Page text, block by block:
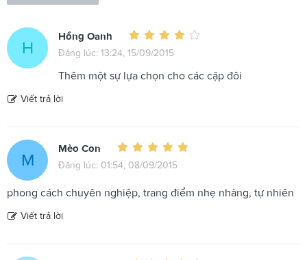
H
Hồng Oanh
Đăng lúc: 13:24, 15/09/2015
Thêm một sự lựa chọn cho các cặp đôi
Viết trả lời
M
Mèo Con
Đăng lúc: 01:54, 08/09/2015
phong cách chuyên nghiệp, trang điểm nhẹ nhàng, tự nhiên
Viết trả lời